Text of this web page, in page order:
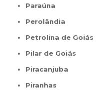
Paraúna
Perolândia
Petrolina de Goiás
Pilar de Goiás
Piracanjuba
Piranhas